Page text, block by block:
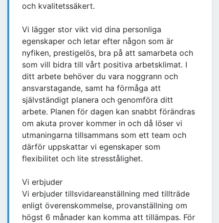
och kvalitetssäkert.
Vi lägger stor vikt vid dina personliga
egenskaper och letar efter någon som är
nyfiken, prestigelös, bra på att samarbeta och
som vill bidra till vårt positiva arbetsklimat. I
ditt arbete behöver du vara noggrann och
ansvarstagande, samt ha förmåga att
självständigt planera och genomföra ditt
arbete. Planen för dagen kan snabbt förändras
om akuta prover kommer in och då löser vi
utmaningarna tillsammans som ett team och
därför uppskattar vi egenskaper som
flexibilitet och lite stresstålighet.
Vi erbjuder
Vi erbjuder tillsvidareanställning med tillträde
enligt överenskommelse, provanställning om
högst 6 månader kan komma att tillämpas. För